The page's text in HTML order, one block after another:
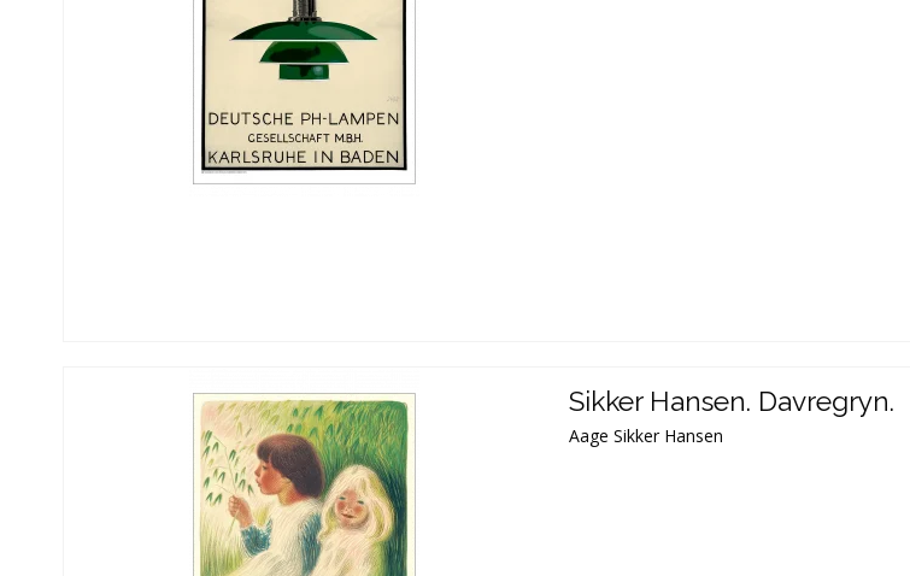
Sikker Hansen. Davregryn.
Aage Sikker Hansen